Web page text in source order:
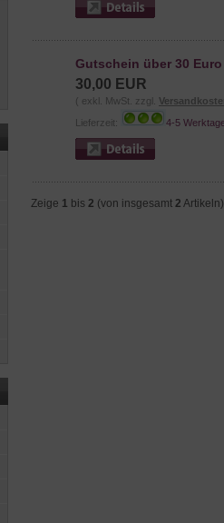
Gutschein über 30 Euro
30,00 EUR
( exkl. MwSt. zzgl.
Lieferzeit:
4-5
Zeige 1 bis 2 (von insgesamt 2 Artikeln)